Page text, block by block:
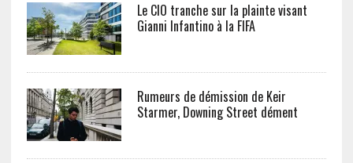
Le CIO tranche sur la plainte visant
Gianni Infantino à la FIFA
Rumeurs de démission de Keir
Starmer, Downing Street dément